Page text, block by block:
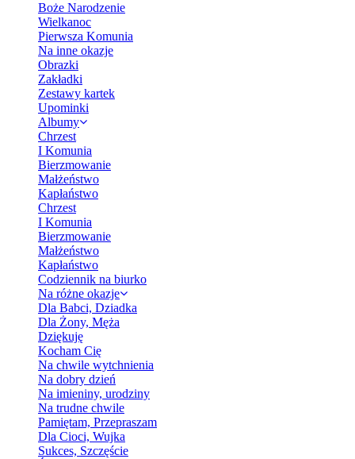
Boże Narodzenie
Wielkanoc
Pierwsza Komunia
Na inne okazje
Obrazki
Zakładki
Zestawy kartek
Upominki
Albumy
Chrzest
I Komunia
Bierzmowanie
Małżeństwo
Kapłaństwo
Chrzest
I Komunia
Bierzmowanie
Małżeństwo
Kapłaństwo
Codziennik na biurko
Na różne okazje
Dla Babci, Dziadka
Dla Żony, Męża
Dziękuję
Kocham Cię
Na chwile wytchnienia
Na dobry dzień
Na imieniny, urodziny
Na trudne chwile
Pamiętam, Przepraszam
Dla Cioci, Wujka
Sukces, Szczęście